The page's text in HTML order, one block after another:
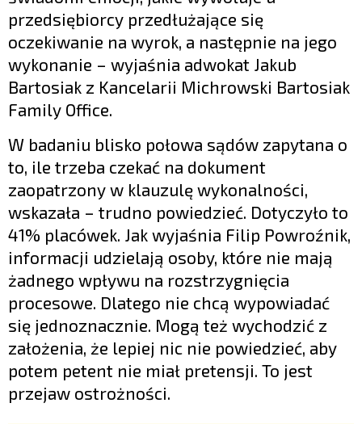
przedsiębiorcy przedłużające się
oczekiwanie na wyrok, a następnie na jego
wykonanie ­– wyjaśnia adwokat Jakub
Bartosiak z Kancelarii Michrowski Bartosiak
Family Office.
W badaniu blisko połowa sądów zapytana o
to, ile trzeba czekać na dokument
zaopatrzony w klauzulę wykonalności,
wskazała – trudno powiedzieć. Dotyczyło to
41% placówek. Jak wyjaśnia Filip Powroźnik,
informacji udzielają osoby, które nie mają
żadnego wpływu na rozstrzygnięcia
procesowe. Dlatego nie chcą wypowiadać
się jednoznacznie. Mogą też wychodzić z
założenia, że lepiej nic nie powiedzieć, aby
potem petent nie miał pretensji. To jest
przejaw ostrożności.